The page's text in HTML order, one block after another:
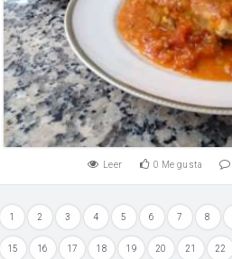
Leer 0 Me gusta
1 2 3 4 5 6 7 8
15 16 17 18 19 20 21 22